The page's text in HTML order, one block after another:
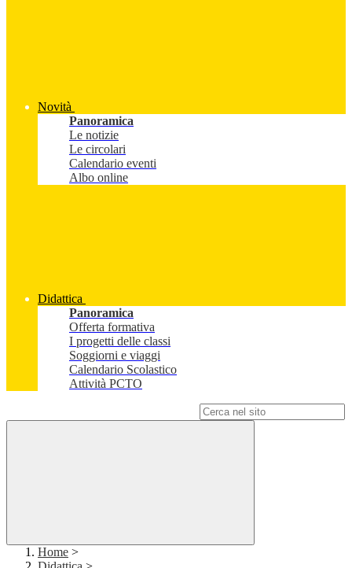
Novità
Panoramica
Le notizie
Le circolari
Calendario eventi
Albo online
Didattica
Panoramica
Offerta formativa
I progetti delle classi
Soggiorni e viaggi
Calendario Scolastico
Attività PCTO
Home >